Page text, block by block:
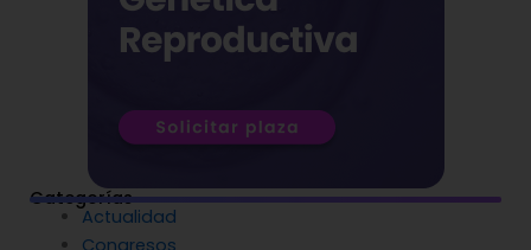
Categorías
Actualidad
Congresos